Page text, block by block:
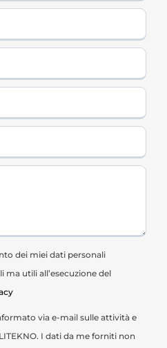
dei miei dati personali
utili all’esecuzione del
via e-mail sulle attività e
I dati da me forniti non